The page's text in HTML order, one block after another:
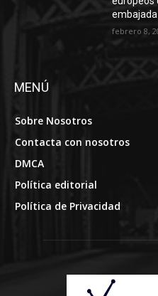
febrero 8,
MENÚ
Sobre Nosotros
Contacta con nosotros
DMCA
Política editorial
Política de Privacidad